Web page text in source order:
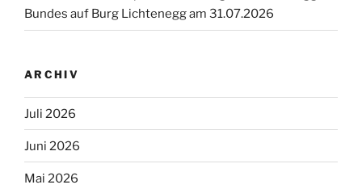
Bundes auf Burg Lichtenegg am 31.07.2026
ARCHIV
Juli 2026
Juni 2026
Mai 2026